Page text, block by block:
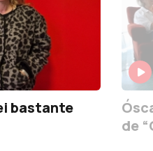
bastante
de